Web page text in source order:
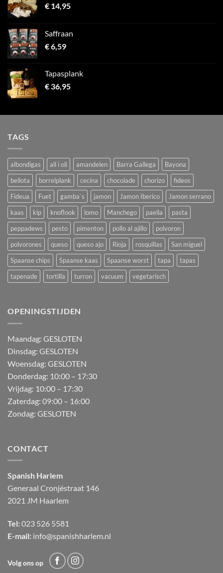
€ 14,95
Saffraan
€6,59
Tapasplank
€36,95
TAGS
albondigas all i oli amandelen Barra Gallega
Bayona
bellota
borrelplank cecina chocolade chorizo
fideos
Fideua
Fuet gamba`s jamon Jamon Iberico
Jamon serrano
kaas
kip knoflook lomo Manchego paella
pasta
peppadews
pesto pimenton pollo al ajillo
polvoron
polvorones
queso queso ajo Rioja rosquillas
San miguel
Spaanse chips
Spaanse kaas Spaanse worst tapa
tapas
tapenade
tortilla turron vacuum vegetarisch
OPENINGSTIJDEN
Maandag: GESLOTEN
Dinsdag: GESLOTEN
Woensdag: GESLOTEN
Donderdag: 10:00 – 17:30
Vrijdag: 10:00 – 17:30
Zaterdag: 09:00 – 16:00
Zondag: GESLOTEN
CONTACT
Spanish Harlem
Generaal Cronjéstraat 146
2021 JM Haarlem
Tel: 023 526 5581
E-mail: info@spanishharlem.nl
Volg ons op